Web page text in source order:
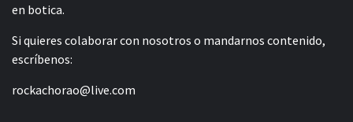
en botica.
Si quieres colaborar con nosotros o mandarnos contenido,
escríbenos:
rockachorao@live.com